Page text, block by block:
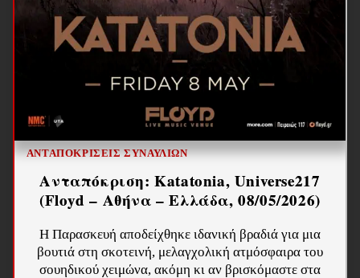
ΑΝΤΑΠΟΚΡΊΣΕΙΣ ΣΥΝΑΥΛΙΏΝ
Ανταπόκριση: Katatonia, Universe217
(Floyd – Αθήνα – Ελλάδα, 08/05/2026)
Η Παρασκευή αποδείχθηκε ιδανική βραδιά για μια
βουτιά στη σκοτεινή, μελαγχολική ατμόσφαιρα του
σουηδικού χειμώνα, ακόμη κι αν βρισκόμαστε στα